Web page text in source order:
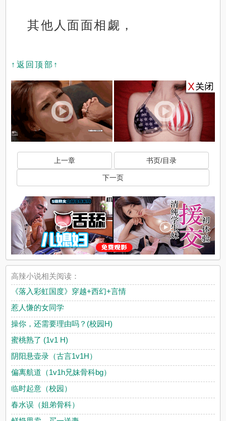
其他人面面相觑，
↑返回顶部↑
上一章 书页/目录
下一页
高辣小说相关阅读：
《落入彩虹国度》穿越+西幻+言情
惹人慊的女同学
操你，还需要理由吗？(校园H)
蜜桃熟了 (1v1 H)
阴阳悬壶录（古言1v1H）
偏离航道（1v1h兄妹骨科bg）
临时起意（校园）
春水误（姐弟骨科）